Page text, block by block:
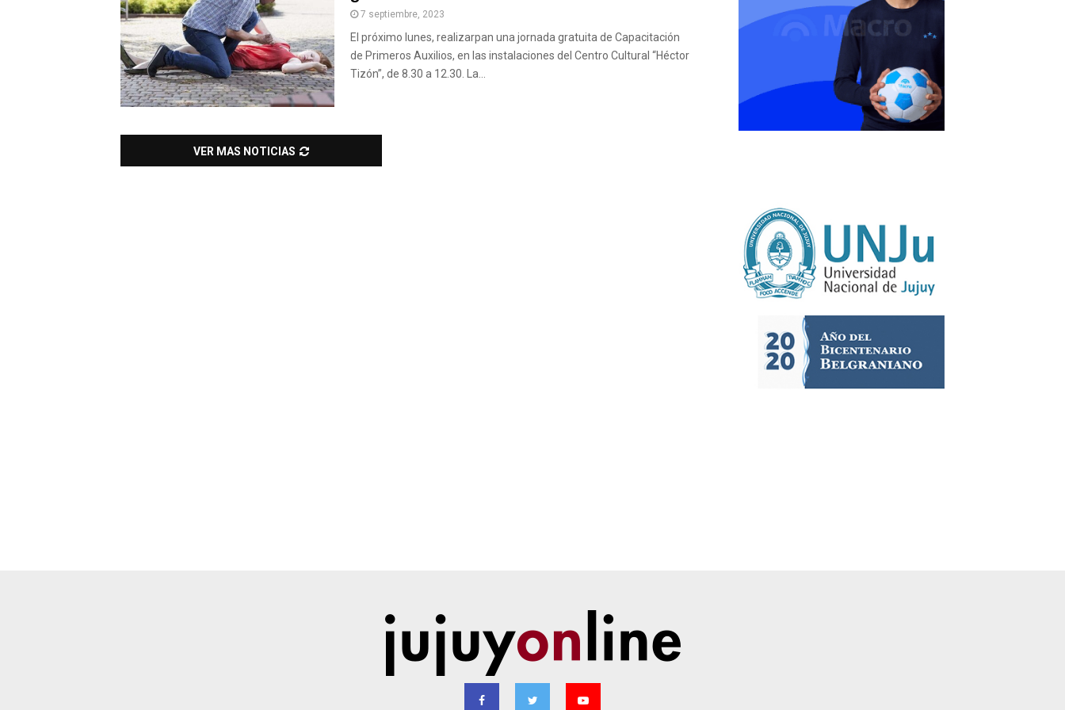
7 septiembre, 2023
El próximo lunes, realizarpan una jornada gratuita de Capacitación
de Primeros Auxilios, en las instalaciones del Centro Cultural “Héctor
Tizón”, de 8.30 a 12.30. La...
VER MAS NOTICIAS